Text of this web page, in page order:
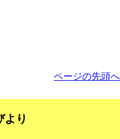
ページの先頭へ
より